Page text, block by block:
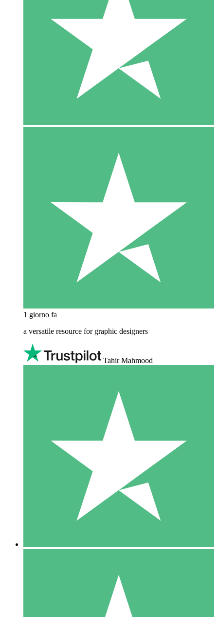
1 giorno fa
a versatile resource for graphic designers
Tahir Mahmood